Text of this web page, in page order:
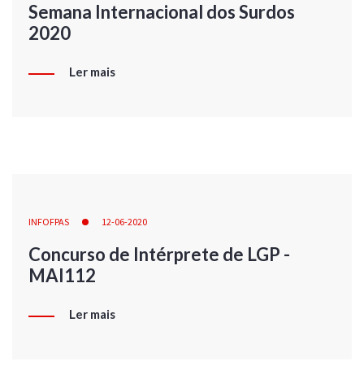
Semana Internacional dos Surdos
2020
Ler mais
INFOFPAS 12-06-2020
Concurso de Intérprete de LGP -
MAI112
Ler mais